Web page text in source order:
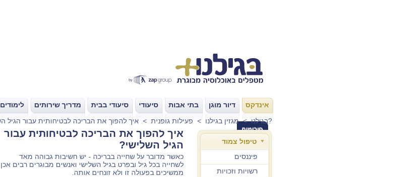
אינדקס דיור מוגן בתי אבות סיעודי סיעודי בבית מדריך שירותים לימודים
בגילנו>מגזין בגילנו > פעילות גופנית > איך להפוך את הבריכה לבטיחותית עבור הגיל השלישי?
טיפול צמוד
פיננסים
רשויות וזכויות
איך להפוך את הבריכה לבטיחותית עבור
הגיל השלישי?
כאשר מדובר על שחייה בבריכה - יש חשיבות גבוהה מאד
לשחייה בכל גיל ובפרט בגיל השלישי ואנשים מבוגרים רבים אכן
ממשיכים בפעולה זו ולא זונחים אותה.